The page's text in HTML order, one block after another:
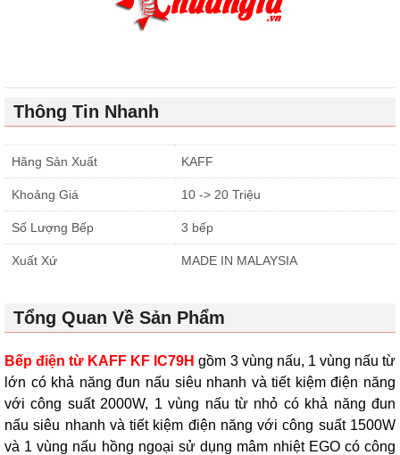
Thông Tin Nhanh
Hãng Sản Xuất KAFF
Khoảng Giá 10 -> 20 Triệu
Số Lượng Bếp 3 bếp
Xuất Xứ MADE IN MALAYSIA
Tổng Quan Về Sản Phẩm
Bếp điện từ KAFF KF IC79H gồm 3 vùng nấu, 1 vùng nấu từ
lớn có khả năng đun nấu siêu nhanh và tiết kiệm điện năng
với công suất 2000W, 1 vùng nấu từ nhỏ có khả năng đun
nấu siêu nhanh và tiết kiệm điện năng với công suất 1500W
và 1 vùng nấu hồng ngoại sử dụng mâm nhiệt EGO có công